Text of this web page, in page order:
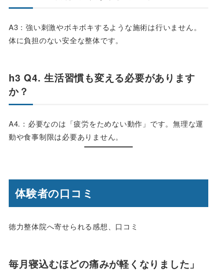
A3：強い刺激やボキボキするような施術は行いません。
体に負担のない安全な整体です。
h3 Q4. 生活習慣も変える必要があります
か？
A4.：必要なのは「疲労をためない動作」です。無理な運
動や食事制限は必要ありません。
体験者の口コミ
徳力整体院へ寄せられる感想、口コミ
毎月寝込むほどの痛みが軽くなりました」